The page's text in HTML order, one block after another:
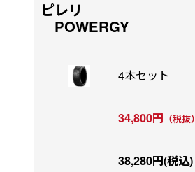
ピレリ
POWERGY
4本セット
34,800円 （税抜）
38,280円(税込)